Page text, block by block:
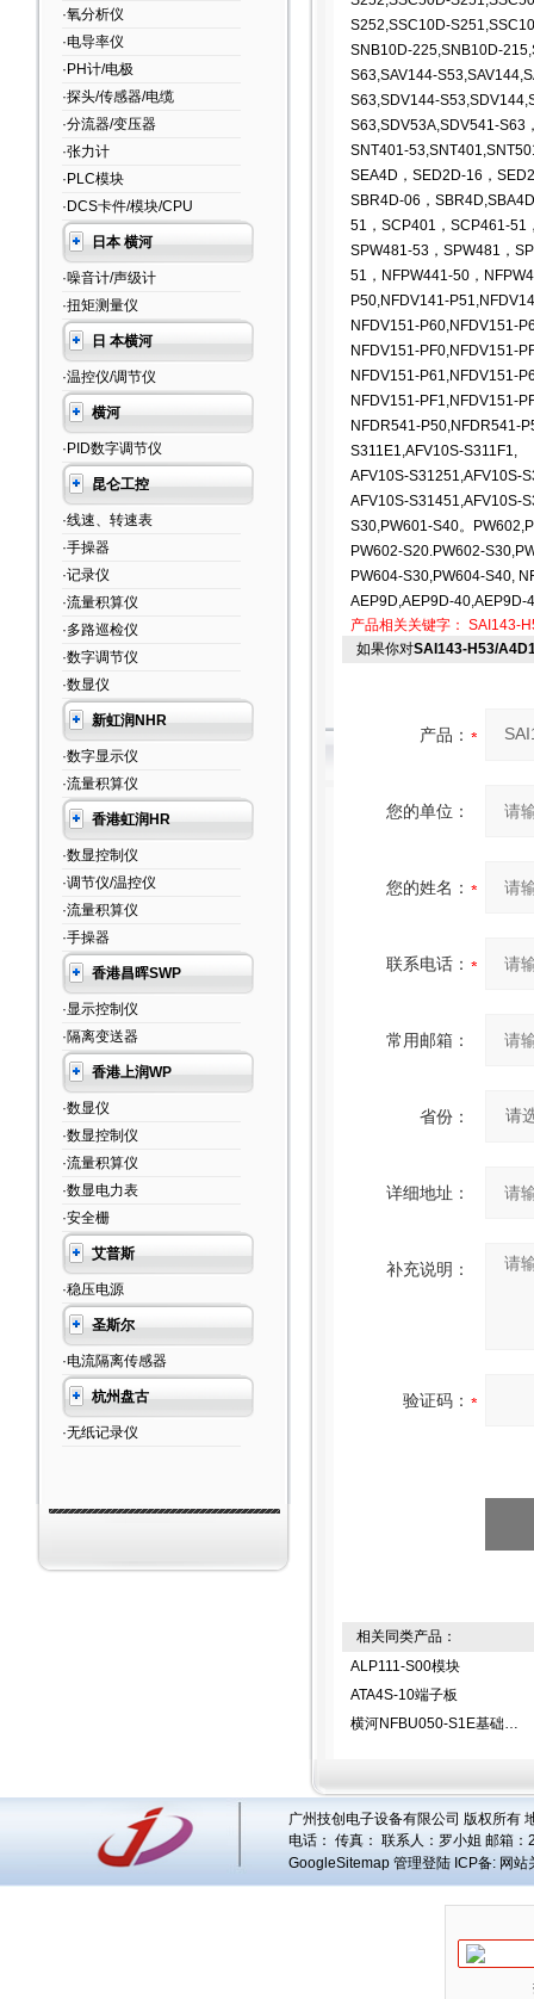
·氧分析仪
·电导率仪
·PH计/电极
·探头/传感器/电缆
·分流器/变压器
·张力计
·PLC模块
·DCS卡件/模块/CPU
日本 横河
·噪音计/声级计
·扭矩测量仪
日 本横河
·温控仪/调节仪
横河
·PID数字调节仪
昆仑工控
·线速、转速表
·手操器
·记录仪
·流量积算仪
·多路巡检仪
·数字调节仪
·数显仪
新虹润NHR
·数字显示仪
·流量积算仪
香港虹润HR
·数显控制仪
·调节仪/温控仪
·流量积算仪
·手操器
香港昌晖SWP
·显示控制仪
·隔离变送器
香港上润WP
·数显仪
·数显控制仪
·流量积算仪
·数显电力表
·安全栅
艾普斯
·稳压电源
圣斯尔
·电流隔离传感器
杭州盘古
·无纸记录仪
S252,SSC10D-
SNB10D-225,SNB10D-
S63,SAV144-
S63,SDV144-
S63,SDV53A,SDV541-S63
SNT401-
SEA4D，SED2D-16，
SBR4D-06，
51，SCP401，SCP461-51
SPW481-53 ，SPW481，
51，NFPW441-50，
P50,NFDV141-
NFDV151-P60,NFDV151-
NFDV151-PF0,NFDV151-
NFDV151-P61,NFDV151-
NFDV151-PF1,NFDV151-
NFDR541-P50,NFDR541-
S311E1,AFV10S-S311F1,
AFV10S-S31251,AFV10S-
AFV10S-S31451,AFV10S-
S30,PW601-S40。
PW602-S20.PW602-
PW604-S30,PW604-S40,
AEP9D,AEP9D-40,AEP9D-
产品相关关键字： SAI143-
如果你对SAI143-H53/
产品：
您的单位：
您的姓名：
联系电话：
常用邮箱：
省份：
详细地址：
补充说明：
验证码：
相关同类产品：
ALP111-S00模块
ATA4S-10端子板
横河NFBU050-S1E基础模块
广州技创电子设备有限公司 版权所有
电话： 传真： 联系人： 罗小姐 邮箱：
GoogleSitemap 管理登陆 ICP备: 网站